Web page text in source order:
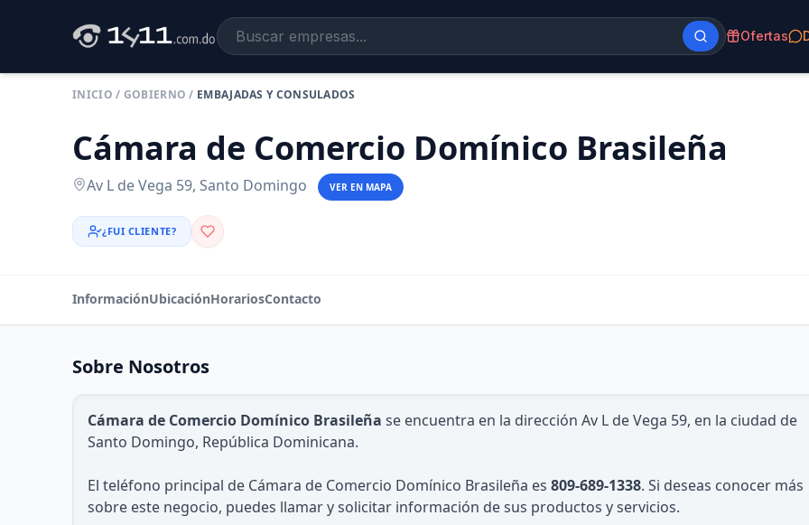
Ofertas
INICIO / GOBIERNO / EMBAJADAS Y CONSULADOS
Cámara de Comercio Domínico Brasileña
Av L de Vega 59, Santo Domingo VER EN MAPA
¿FUI CLIENTE?
InformaciónUbicaciónHorariosContacto
Sobre Nosotros
Cámara de Comercio Domínico Brasileña se encuentra en la dirección Av L de Vega 59, en la ciudad de
Santo Domingo, República Dominicana.
El teléfono principal de Cámara de Comercio Domínico Brasileña es 809-689-1338. Si deseas conocer más
sobre este negocio, puedes llamar y solicitar información de sus productos y servicios.